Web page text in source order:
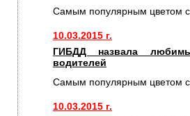
Самым популярным цветом
10.03.2015 г.
ГИБДД назвала
водителей
Самым популярным цветом
10.03.2015 г.